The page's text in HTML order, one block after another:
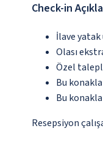
Check-in
İlave
Olası
Özel
Bu
Bu
Resepsiyon